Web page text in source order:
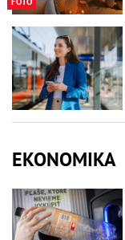
EKONOMIKA